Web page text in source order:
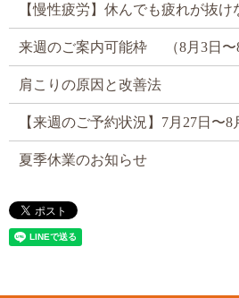
【慢性疲労】休んでも疲れが抜け
来週のご案内可能枠 （8月3日〜8
肩こりの原因と改善法
【来週のご予約状況】7月27日〜8
夏季休業のお知らせ